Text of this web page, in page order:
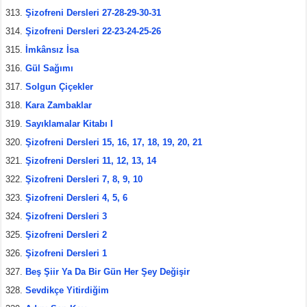
Şizofreni Dersleri 27-28-29-30-31
Şizofreni Dersleri 22-23-24-25-26
İmkânsız İsa
Gül Sağımı
Solgun Çiçekler
Kara Zambaklar
Sayıklamalar Kitabı I
Şizofreni Dersleri 15, 16, 17, 18, 19, 20, 21
Şizofreni Dersleri 11, 12, 13, 14
Şizofreni Dersleri 7, 8, 9, 10
Şizofreni Dersleri 4, 5, 6
Şizofreni Dersleri 3
Şizofreni Dersleri 2
Şizofreni Dersleri 1
Beş Şiir Ya Da Bir Gün Her Şey Değişir
Sevdikçe Yitirdiğim